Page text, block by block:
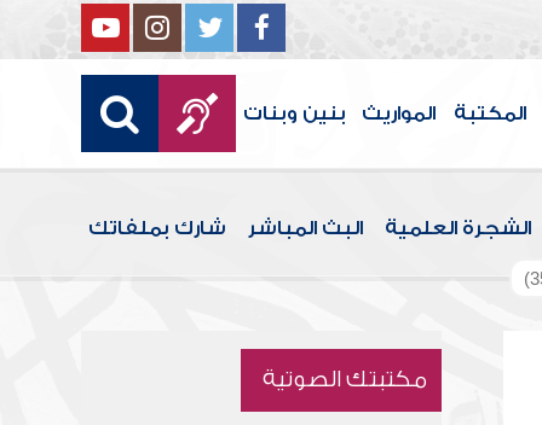
المكتبة المواريث بنين وبنات
الشجرة العلمية البث المباشر شارك بملفاتك
مكتبتك الصوتية